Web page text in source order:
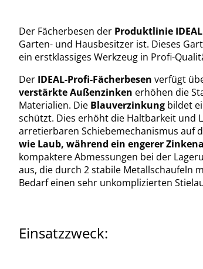
Der Fächerbesen der Produktlinie IDEAL
Garten- und Hausbesitzer ist. Dieses
ein erstklassiges Werkzeug in Profi-
Der IDEAL-Profi-Fächerbesen verfügt
verstärkte Außenzinken erhöhen die
Materialien. Die Blauverzinkung bildet
schützt. Dies erhöht die Haltbarkeit und
arretierbaren Schiebemechanismus auf
wie Laub, während ein engerer
kompaktere Abmessungen bei der
aus, die durch 2 stabile Metallschaufeln
Bedarf einen sehr unkomplizierten
Einsatzzweck: